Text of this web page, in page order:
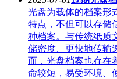
光盘为载体的档案形
特点，不但可以存储
种档案。与传统纸质
储密度、更快地传输
而，光盘档案也存在
命较短，易受环境、